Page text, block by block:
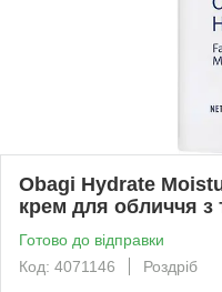
Obagi Hydrate
крем для обличчя з
Готово до відправки
Код: 4071146
Роздріб